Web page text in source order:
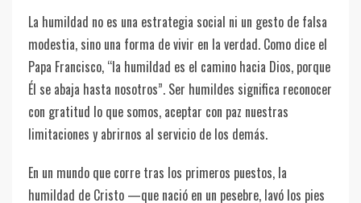
La humildad no es una estrategia social ni un gesto de falsa
modestia, sino una forma de vivir en la verdad. Como dice el
Papa Francisco, “la humildad es el camino hacia Dios, porque
Él se abaja hasta nosotros”. Ser humildes significa reconocer
con gratitud lo que somos, aceptar con paz nuestras
limitaciones y abrirnos al servicio de los demás.
En un mundo que corre tras los primeros puestos, la
humildad de Cristo —que nació en un pesebre, lavó los pies